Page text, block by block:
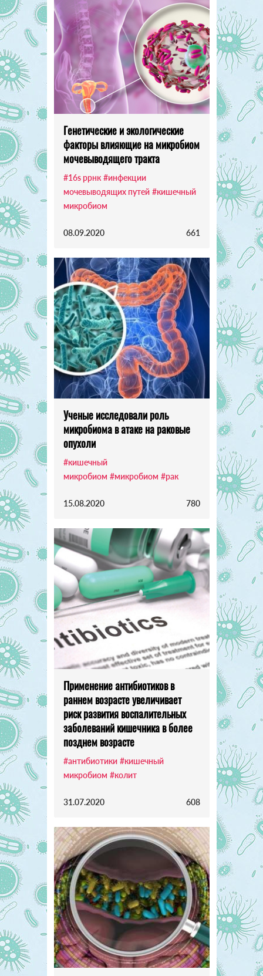
Генетические и экологические
факторы влияющие на микробиом
мочевыводящего тракта
#16s ррнк #инфекции
мочевыводящих путей #кишечный
микробиом
08.09.2020 661
Ученые исследовали роль
микробиома в атаке на раковые
опухоли
#кишечный
микробиом #микробиом #рак
15.08.2020 780
Применение антибиотиков в
раннем возрасте увеличивает
риск развития воспалительных
заболеваний кишечника в более
позднем возрасте
#антибиотики #кишечный
микробиом #колит
31.07.2020 608